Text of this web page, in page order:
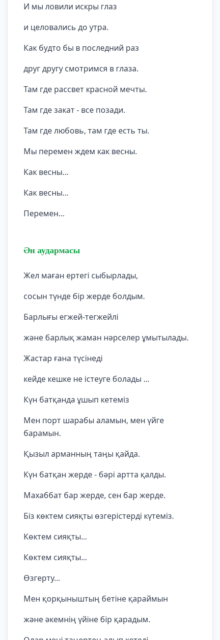
И мы ловили искры глаз
и целовались до утра.
Как будто бы в последний раз
друг другу смотримся в глаза.
Там где рассвет красной мечты.
Там где закат - все позади.
Там где любовь, там где есть ты.
Мы перемен ждем как весны.
Как весны…
Как весны…
Перемен…
Ән аудармасы
Жел маған ертегі сыбырлады,
сосын түнде бір жерде болдым.
Барлығы егжей-тегжейлі
және барлық жаман нәрселер ұмытылады.
Жастар ғана түсінеді
кейде кешке не істеуге болады ...
Күн батқанда ұшып кетеміз
Мен порт шарабы аламын, мен үйге
барамын.
Қызыл арманның таңы қайда.
Күн батқан жерде - бәрі артта қалды.
Махаббат бар жерде, сен бар жерде.
Біз көктем сияқты өзгерістерді күтеміз.
Көктем сияқты...
Көктем сияқты...
Өзгерту…
Мен қорқыныштың бетіне қараймын
және әкемнің үйіне бір қарадым.